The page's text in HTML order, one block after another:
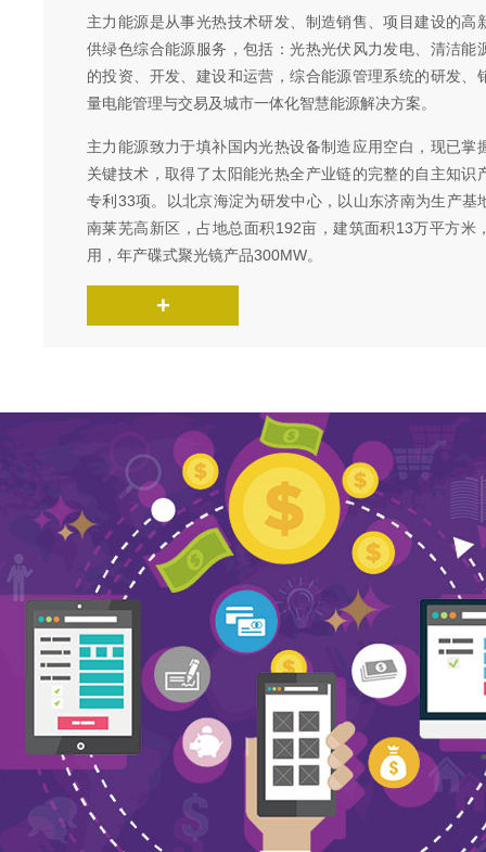
主力能源是从事光热技术研发、制造销售、项目建设的高
供绿色综合能源服务，包括：光热光伏风力发电、清洁能
的投资、开发、建设和运营，综合能源管理系统的研发、
量电能管理与交易及城市一体化智慧能源解决方案。
主力能源致力于填补国内光热设备制造应用空白，现已掌
关键技术，取得了太阳能光热全产业链的完整的自主知识
专利33项。以北京海淀为研发中心，以山东济南为生产基
南莱芜高新区，占地总面积192亩，建筑面积13万平方米
用，年产碟式聚光镜产品300MW。
+